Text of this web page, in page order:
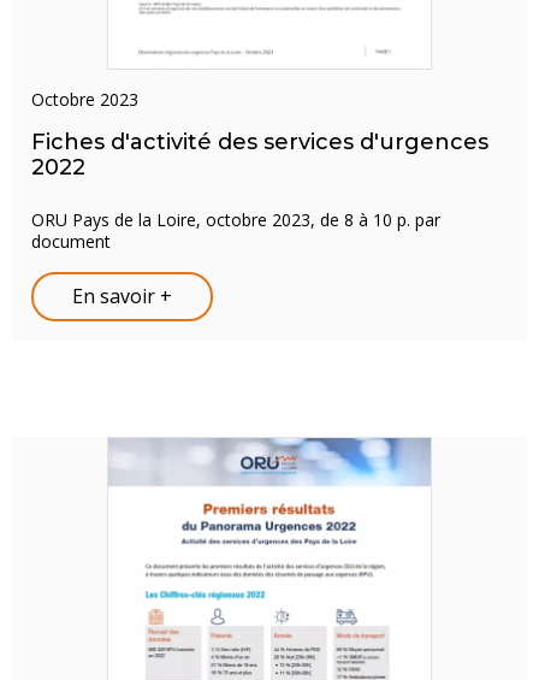
octobre 2023
Fiches d'activité des services d'urgences
2022
ORU Pays de la Loire, octobre 2023, de 8 à 10 p. par
document
En savoir +